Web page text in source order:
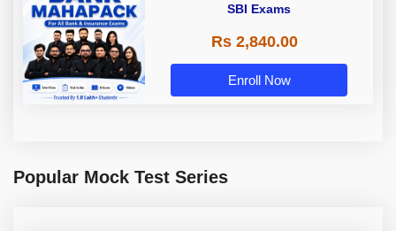
SBI Exams
Rs 2,840.00
Enroll Now
Popular Mock Test Series